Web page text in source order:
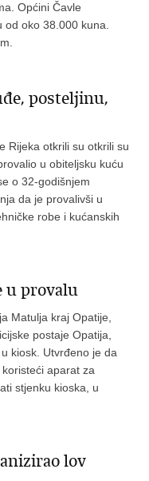
Općini Čavle
oko 38.000 kuna.
posteljinu,
Rijeka otkrili su otkrili su
u obiteljsku kuću
o 32-godišnjem
da je provalivši u
robe i kućanskih
u provalu
Matulja kraj Opatije,
postaje Opatija,
kiosk. Utvrđeno je da
aparat za
stjenku kioska, u
lov